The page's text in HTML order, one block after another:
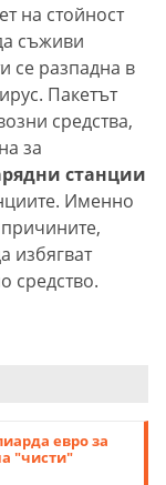
на стойност
съживи
се разпадна в
Пакетът
средства,
за
станции
Именно
избягват
средство.
евро за
"чисти"